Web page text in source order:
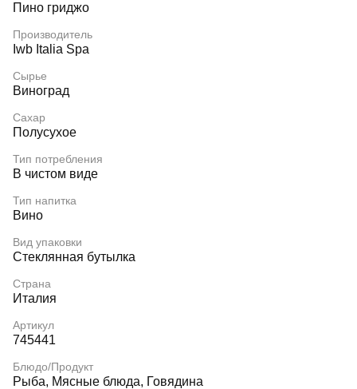
Пино гриджо
Производитель
Iwb Italia Spa
Сырье
Виноград
Сахар
Полусухое
Тип потребления
В чистом виде
Тип напитка
Вино
Вид упаковки
Стеклянная бутылка
Страна
Италия
Артикул
745441
Блюдо/Продукт
Рыба, Мясные блюда, Говядина